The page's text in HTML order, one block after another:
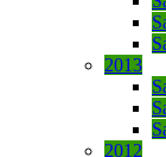
2013
2012